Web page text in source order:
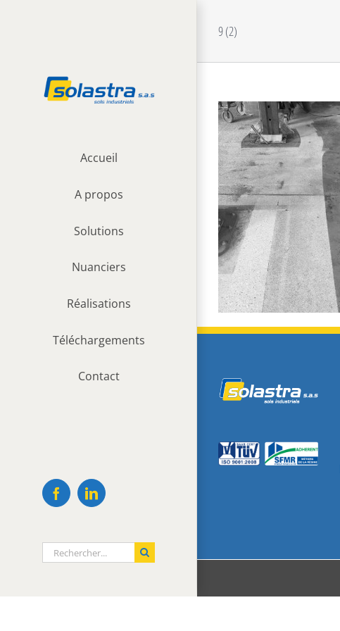
Accueil
A propos
Solutions
Nuanciers
Réalisations
Téléchargements
Contact
FacebookLinkedIn
Rechercher:
9 (2)